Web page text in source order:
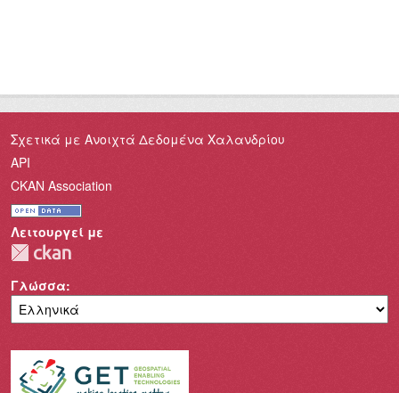
Σχετικά με Ανοιχτά Δεδομένα Χαλανδρίου
API
CKAN Association
Λειτουργεί με
Γλώσσα